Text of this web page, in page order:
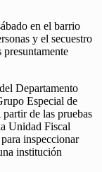
en el barrio
y el secuestro
Departamento
Especial de
de las pruebas
Unidad Fiscal
inspeccionar
institución